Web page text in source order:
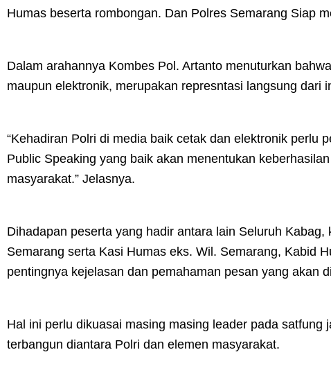
Humas beserta rombongan. Dan Polres Semarang Siap
Dalam arahannya Kombes Pol. Artanto menuturkan
maupun elektronik, merupakan represntasi langsung dari
“Kehadiran Polri di media baik cetak dan elektronik perlu
Public Speaking yang baik akan menentukan
masyarakat.” Jelasnya.
Dihadapan peserta yang hadir antara lain Seluruh
Semarang serta Kasi Humas eks. Wil. Semarang, Kabid
pentingnya kejelasan dan pemahaman pesan yang akan
Hal ini perlu dikuasai masing masing leader pada satfung
terbangun diantara Polri dan elemen masyarakat.